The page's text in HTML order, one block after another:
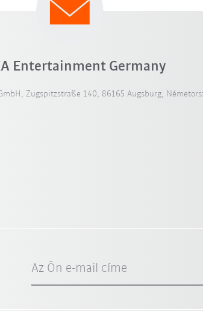
Entertainment Germany
Zugspitzstraße 140, 86165 Augsburg,
Az Ön e-mail címe